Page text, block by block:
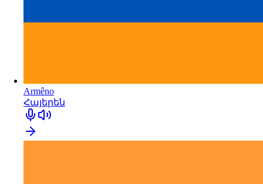
Armêno
Հայերեն